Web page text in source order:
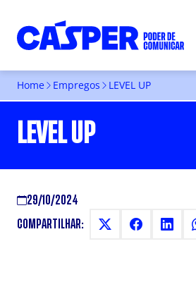
Home Empregos LEVEL UP
LEVEL UP
29/10/2024
COMPARTILHAR: